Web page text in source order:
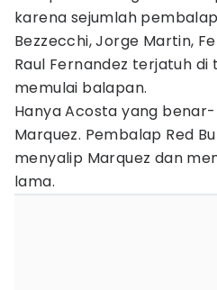
karena sejumlah
Bezzecchi, Jorge Martin,
Raul Fernandez terjatuh
memulai balapan.
Hanya Acosta yang
Marquez. Pembalap Red
menyalip Marquez dan
lama.